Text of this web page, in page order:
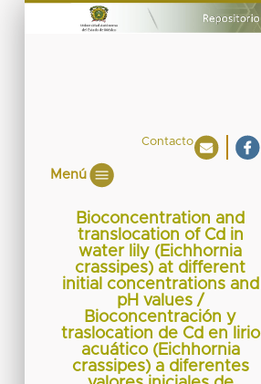
Contacto
Menú
Bioconcentration and
translocation of Cd in
water lily (Eichhornia
crassipes) at different
initial concentrations and
pH values /
Bioconcentración y
traslocation de Cd en lirio
acuático (Eichhornia
crassipes) a diferentes